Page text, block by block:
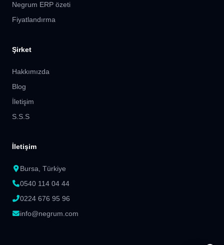
Negrum ERP özeti
Fiyatlandırma
Şirket
Hakkımızda
Blog
İletişim
S.S.S
İletişim
Bursa, Türkiye
0540 114 04 44
0224 676 95 96
info@negrum.com